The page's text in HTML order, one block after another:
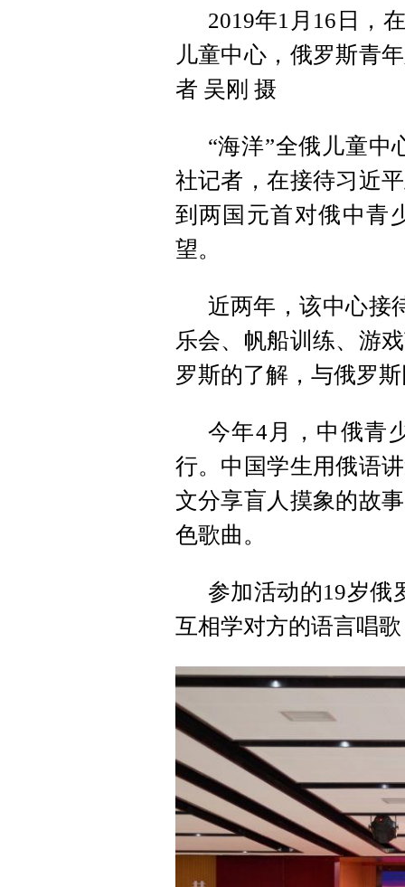
2019年1月16日，
儿童中心，俄罗斯青
者 吴刚 摄
“海洋”全俄儿童中
社记者，在接待习近
到两国元首对俄中青
望。
近两年，该中心接
乐会、帆船训练、游
罗斯的了解，与俄罗
今年4月，中俄青
行。中国学生用俄语
文分享盲人摸象的故
色歌曲。
参加活动的19岁俄
互相学对方的语言唱